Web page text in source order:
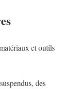
et outils
des